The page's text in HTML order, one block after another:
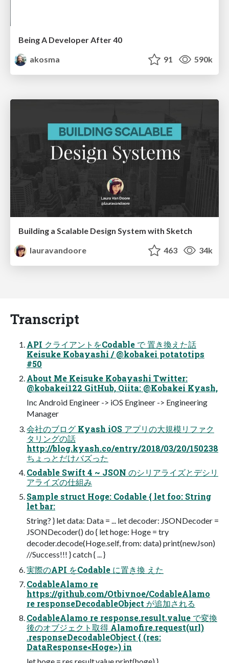
Being A Developer After 40
akosma
91 590k
Building a Scalable Design System with Sketch
lauravandoore
463 34k
Transcript
API クライアントをCodable で 置き換えた話
Keisuke Kobayashi / @kobakei potatotips
#50
About Me Keisuke Kobayashi Twitter:
@kobakei122 GitHub, Qiita: @Kobakei Kyash,
Inc Android Engineer -> iOS Engineer -> Engineering
Manager
会社のブログ Kyash iOS アプリの大規模リファク
タリングの話
http://blog.kyash.co/entry/2018/03/20/150238
ちょっとだけバズった
Codable Swift 4 ~ JSON のシリアライズとデシリ
アライズの仕組み
Sample struct Hoge: Codable { let foo: String
let bar:
String? } let data: Data = ... let decoder: JSONDecoder =
JSONDecoder() do { let hoge: Hoge = try
decoder.decode(Hoge.self, from: data) print(newJson)
//Success!!! } catch { ... }
実際のAPI をCodable に置き換 えた
CodableAlamo re
https://github.com/Otbivnoe/CodableAlamo
re responseDecodableObject が追加される
CodableAlamo re response.result.value で変換
後のオブジェクト取得 Alamofire.request(url)
.responseDecodableObject { (res:
DataResponse<Hoge>) in
let hoge = res.result.value print(hoge) }